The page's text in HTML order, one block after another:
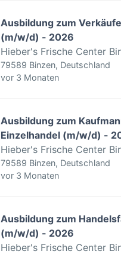
Ausbildung zum
(m/w/d) - 2026
Hieber's Frische Center
79589 Binzen, Deutschland
Veröffentlicht:
vor 3 Monaten
Ausbildung zum
Einzelhandel (m/w/d) -
Hieber's Frische Center
79589 Binzen, Deutschland
Veröffentlicht:
vor 3 Monaten
Ausbildung zum
(m/w/d) - 2026
Hieber's Frische Center